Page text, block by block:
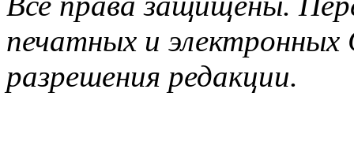
печатных и
разрешения редакции.